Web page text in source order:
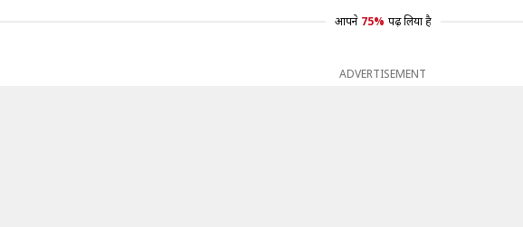
आपने 75% पढ़ लिया है
ADVERTISEMENT